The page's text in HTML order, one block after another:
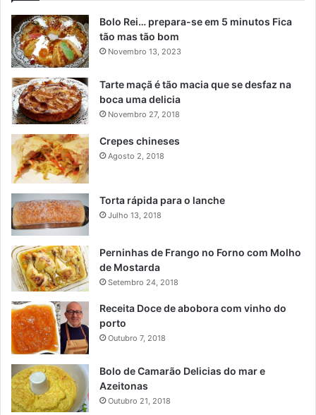
Bolo Rei… prepara-se em 5 minutos Fica
tão mas tão bom
Novembro 13, 2023
Tarte maçã é tão macia que se desfaz na
boca uma delicia
Novembro 27, 2018
Crepes chineses
Agosto 2, 2018
Torta rápida para o lanche
Julho 13, 2018
Perninhas de Frango no Forno com Molho
de Mostarda
Setembro 24, 2018
Receita Doce de abobora com vinho do
porto
Outubro 7, 2018
Bolo de Camarão Delicias do mar e
Azeitonas
Outubro 21, 2018